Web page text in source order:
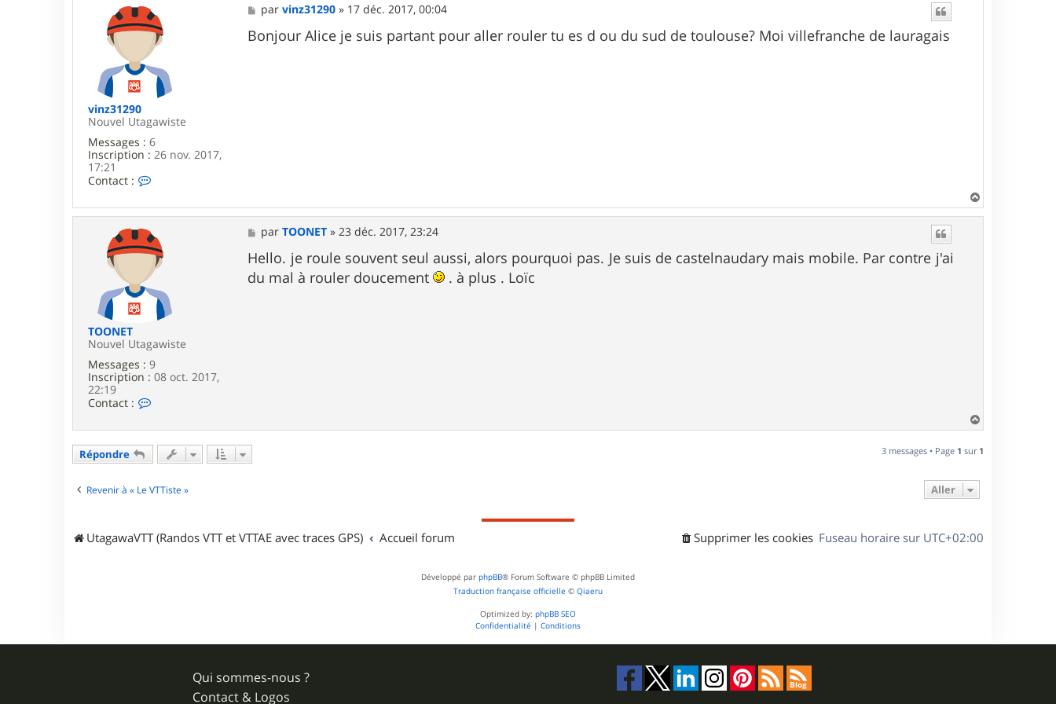
vinz31290
Nouvel Utagawiste
Messages : 6
Inscription : 26 nov. 2017,
17:21
Contact :
n
t
c
t
e
v
n
3
2
9
M
e
s
s
parvinz31290 » 17 déc. 2017, 00:04
Bonjour Alice je suis partant pour aller rouler tu es d ou du sud de toulouse? Moi villefranche de lauragais
a
TOONET
Nouvel Utagawiste
Messages : 9
Inscription : 08 oct. 2017,
22:19
Contact :
c
e
O
M
e
s
s
a
parTOONET »23 déc. 2017, 23:24
Hello. je roule souvent seul aussi, alors pourquoi pas. Je suis de castelnaudary mais mobile. Par contre j'ai
du mal à rouler doucement
. à plus . Loïc
a
t
Répondre 3 messages • Page 1 sur 1
Revenir à « Le VTTiste » Aller
UtagawaVTT (Randos VTT et VTTAE avec traces GPS) Accueil forum Fuseau horaire sur UTC+02:00
Supprimer les cookies
Développé par phpBB® Forum Software © phpBB Limited
Traduction française officielle © Qiaeru
Optimized by: phpBB SEO
Confidentialité | Conditions
Qui sommes-nous ?
Contact & Logos